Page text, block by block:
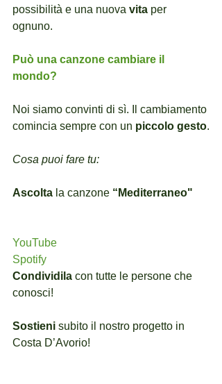
possibilità e una nuova vita per
ognuno.
Può una canzone cambiare il
mondo?
Noi siamo convinti di sì. Il cambiamento
comincia sempre con un piccolo gesto.
Cosa puoi fare tu:
Ascolta la canzone “Mediterraneo"
YouTube
Spotify
Condividila con tutte le persone che
conosci!
Sostieni subito il nostro progetto in
Costa D’Avorio!